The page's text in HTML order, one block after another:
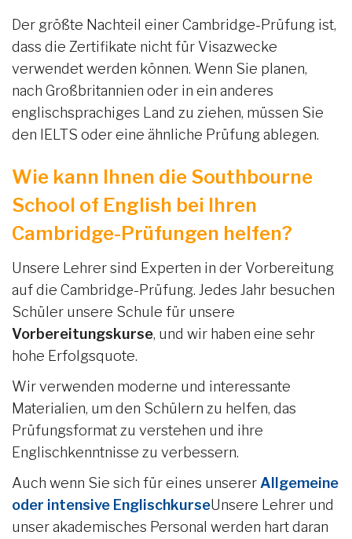
Der größte Nachteil einer Cambridge-Prüfung ist,
dass die Zertifikate nicht für Visazwecke
verwendet werden können. Wenn Sie planen,
nach Großbritannien oder in ein anderes
englischsprachiges Land zu ziehen, müssen Sie
den IELTS oder eine ähnliche Prüfung ablegen.
Wie kann Ihnen die Southbourne
School of English bei Ihren
Cambridge-Prüfungen helfen?
Unsere Lehrer sind Experten in der Vorbereitung
auf die Cambridge-Prüfung. Jedes Jahr besuchen
Schüler unsere Schule für unsere
Vorbereitungskurse, und wir haben eine sehr
hohe Erfolgsquote.
Wir verwenden moderne und interessante
Materialien, um den Schülern zu helfen, das
Prüfungsformat zu verstehen und ihre
Englischkenntnisse zu verbessern.
Auch wenn Sie sich für eines unserer Allgemeine
oder intensive EnglischkurseUnsere Lehrer und
unser akademisches Personal werden hart daran